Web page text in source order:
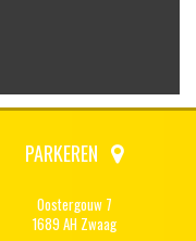
PARKEREN
Oostergouw 7
1689 AH Zwaag